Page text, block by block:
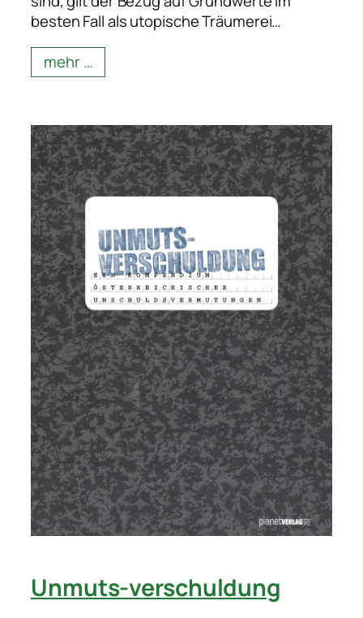
besten Fall als utopische Träumerei…
mehr …
Unmuts-verschuldung